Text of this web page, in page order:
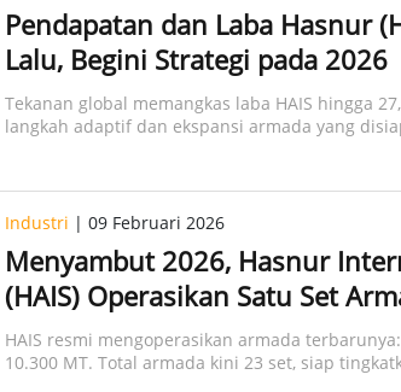
Pendapatan dan Laba Hasnur
Lalu, Begini Strategi pada 2026
Tekanan global memangkas laba HAIS hingga
langkah adaptif dan ekspansi armada yang
Industri | 09 Februari 2026
Menyambut 2026, Hasnur
(HAIS) Operasikan Satu Set
HAIS resmi mengoperasikan armada
10.300 MT. Total armada kini 23 set, siap